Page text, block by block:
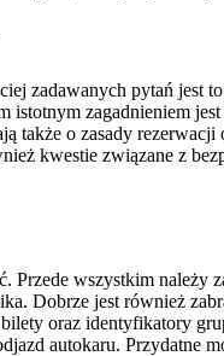
zadawanych pytań jest
zagadnieniem
o zasady
kwestie związane z
wszystkim należy
Dobrze jest również
oraz identyfikatory
autokaru. Przydatne